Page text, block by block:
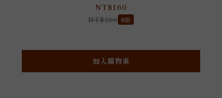
NT$160
NT$200 8折
加入購物車